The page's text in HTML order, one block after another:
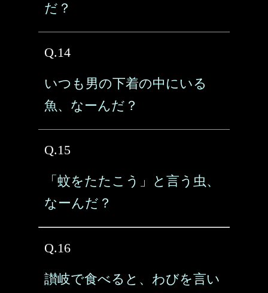
だ？
Q.14
いつも男の下着の中にいる
魚、なーんだ？
Q.15
「蚊をたたこう」と言う虫、
なーんだ？
Q.16
讃岐で食べると、わびを言い